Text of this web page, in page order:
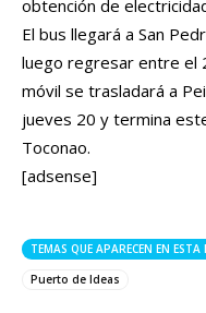
obtención de
El bus llegará a San
luego regresar entre el
móvil se trasladará a
jueves 20 y termina
Toconao.
[adsense]
TEMAS QUE APARECEN EN
Puerto de Ideas